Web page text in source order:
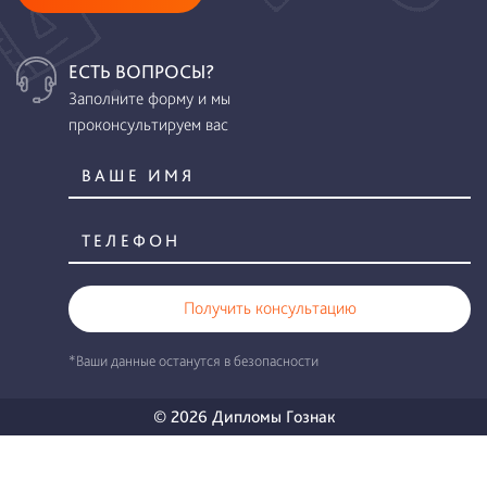
ЕСТЬ ВОПРОСЫ?
Заполните форму и мы
проконсультируем вас
Получить консультацию
*Ваши данные останутся в безопасности
© 2026 Дипломы Гознак